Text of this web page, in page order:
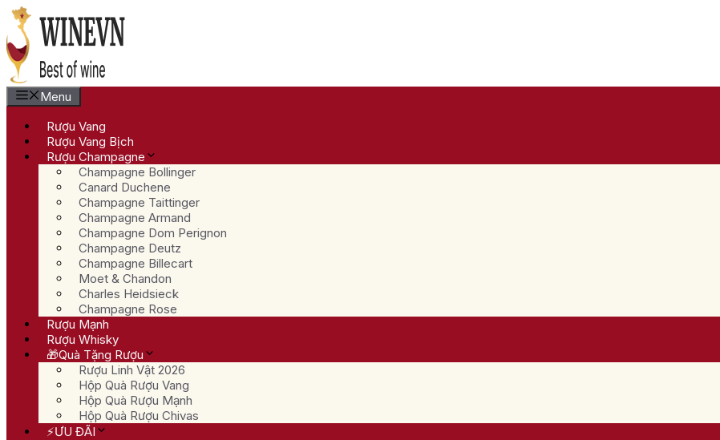
Chuyển
đến
nội
dung
Menu
Rượu Vang
Rượu Vang Bịch
Rượu Champagne
Champagne Bollinger
Canard Duchene
Champagne Taittinger
Champagne Armand
Champagne Dom Perignon
Champagne Deutz
Champagne Billecart
Moet & Chandon
Charles Heidsieck
Champagne Rose
Rượu Mạnh
Rượu Whisky
🎁Quà Tặng Rượu
Rượu Linh Vật 2026
Hộp Quà Rượu Vang
Hộp Quà Rượu Mạnh
Hộp Quà Rượu Chivas
⚡ƯU ĐÃI